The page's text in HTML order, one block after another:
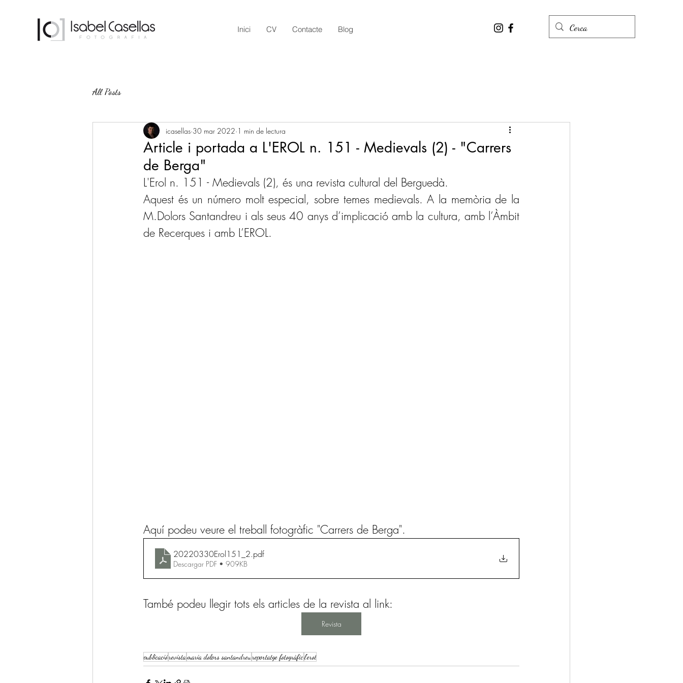
Inici CV Contacte Blog
All Posts
Article i portada a L'EROL n. 151 - Medievals (2) - "Carrers
de Berga"
icasellas 30 mar 2022 1 min de lectura
L'Erol n. 151 - Medievals (2), és una revista cultural del Berguedà.
Aquest és un número molt especial, sobre temes medievals. A la memòria de la
M.Dolors Santandreu i als seus 40 anys d’implicació amb la cultura, amb l’Àmbit
de Recerques i amb L’EROL.
Aquí podeu veure el treball fotogràfic "Carrers de Berga".
20220330Erol151_2.pdf
Descargar PDF • 909KB
També podeu llegir tots els articles de la revista al link:
Revista
publicaciórevistamaria dolors santandreureportatge fotogràficl'erol